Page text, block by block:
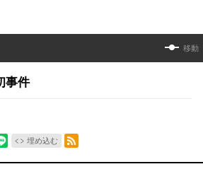
移動
事件
埋め込む
RSSフィード